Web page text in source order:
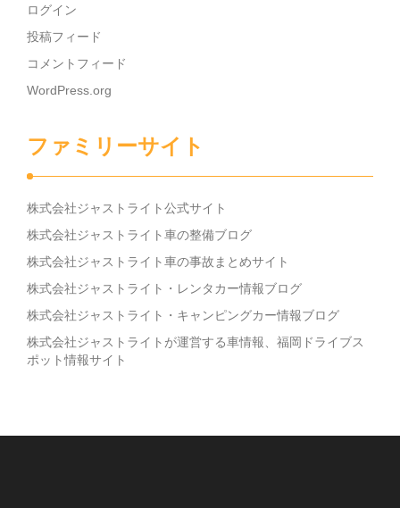
ログイン
投稿フィード
コメントフィード
WordPress.org
ファミリーサイト
株式会社ジャストライト公式サイト
株式会社ジャストライト車の整備ブログ
株式会社ジャストライト車の事故まとめサイト
株式会社ジャストライト・レンタカー情報ブログ
株式会社ジャストライト・キャンピングカー情報ブログ
株式会社ジャストライトが運営する車情報、福岡ドライブス
ポット情報サイト